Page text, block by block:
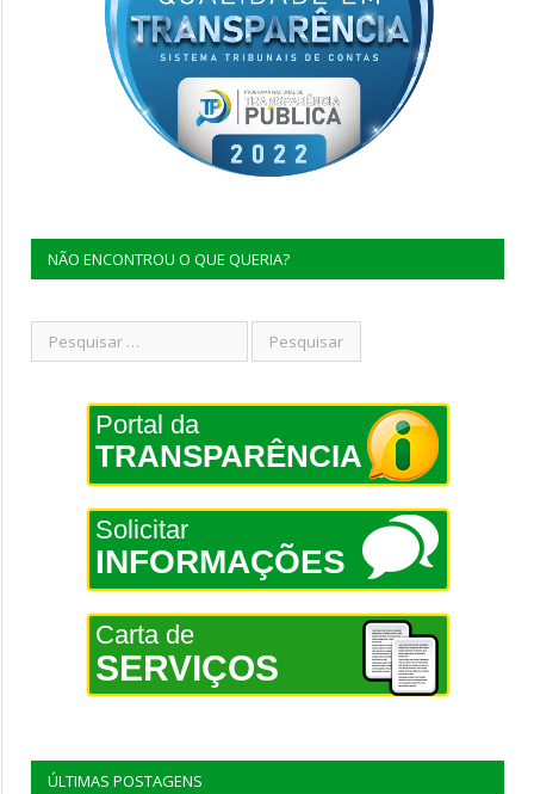
NÃO ENCONTROU O QUE QUERIA?
Portal da
TRANSPARÊNCIA
Solicitar
INFORMAÇÕES
Carta de
SERVIÇOS
ÚLTIMAS POSTAGENS